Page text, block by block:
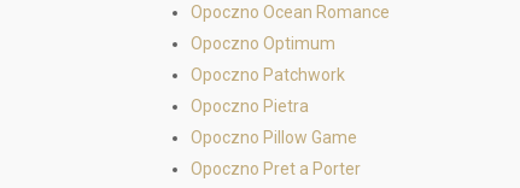
Opoczno Ocean Romance
Opoczno Optimum
Opoczno Patchwork
Opoczno Pietra
Opoczno Pillow Game
Opoczno Pret a Porter